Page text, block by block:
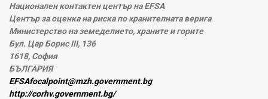
Национален контактен център на EFSA
Център за оценка на риска по хранителната верига
Министерство на земеделието, храните и горите
Бул. Цар Борис III, 136
1618, София
БЪЛГАРИЯ
EFSAfocalpoint@mzh.government.bg
http://corhv.government.bg/